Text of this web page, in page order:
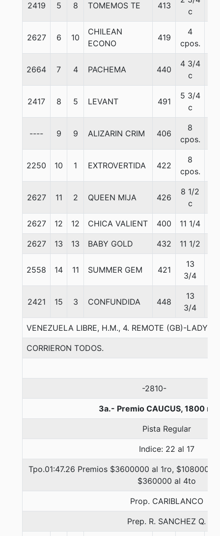
2419 5 8 TOMEMOS TE 413
c
2627 6 10
CHILEAN
ECONO
419
4
cpos.
2664 7 4 PACHEMA 440
4 3/4
c
2417 8 5 LEVANT 491
5 3/4
c
---- 9 9 ALIZARIN CRIM 406
8
cpos.
2250 10 1 EXTROVERTIDA 422
8
cpos.
2627 11 2 QUEEN MIJA 426
8 1/2
c
2627 12 12 CHICA VALIENT 400 11 1/4
2627 13 13 BABY GOLD 432 11 1/2
2558 14 11 SUMMER GEM 421
13
3/4
2421 15 3 CONFUNDIDA 448
13
3/4
VENEZUELA LIBRE, H.M., 4. REMOTE (GB)-LADY
CORRIERON TODOS.
-2810-
3a.- Premio CAUCUS, 1800
Pista Regular
Indice: 22 al 17
Tpo.01:47.26 Premios $3600000 al 1ro, $1080000
$360000 al 4to
Prop. CARIBLANCO
Prep. R. SANCHEZ Q.